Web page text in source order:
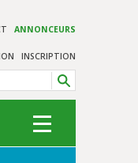
ANNONCEURS
INSCRIPTION